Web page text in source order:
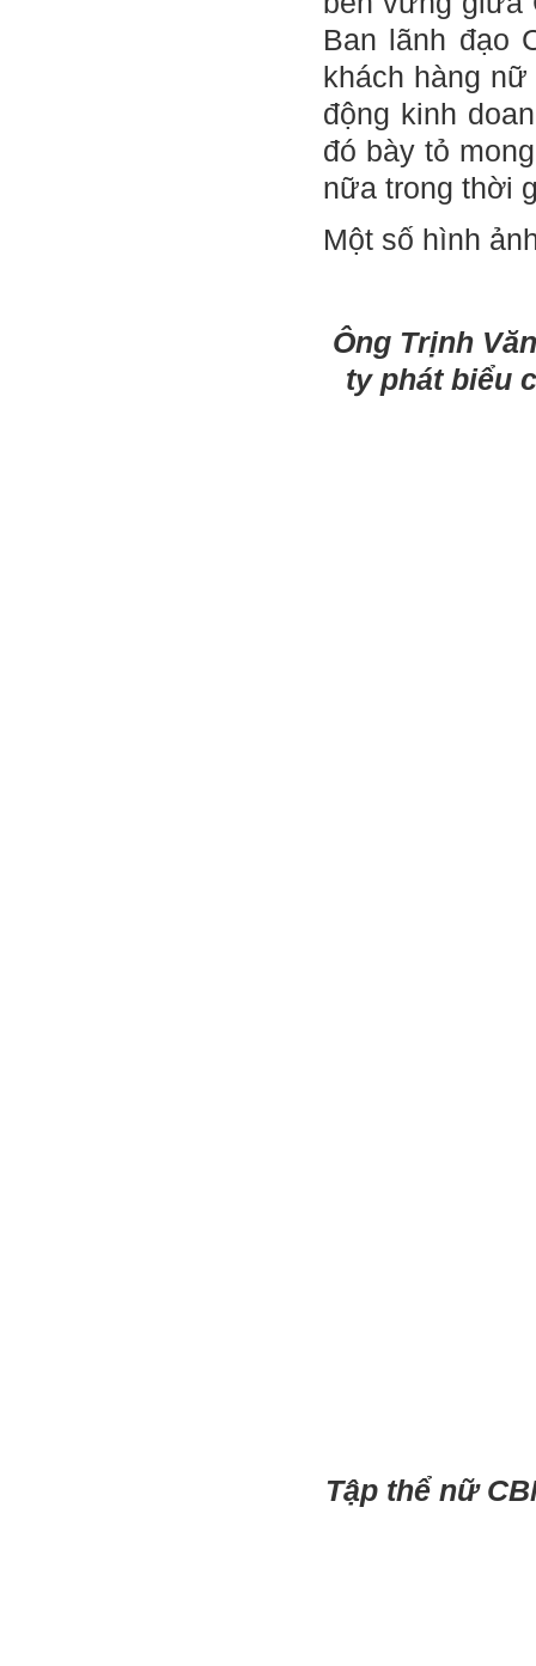
Ban lãnh đạo
khách hàng
động kinh
đó bày tỏ
nữa trong thời
Một số hình
Ông Trịnh
ty phát biểu
Tập thể nữ